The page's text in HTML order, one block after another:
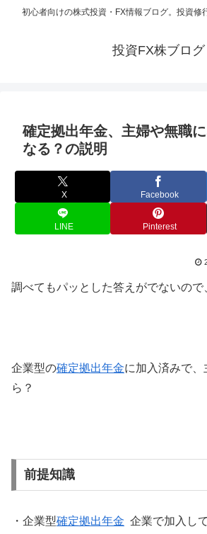
初心者向けの株式投資・FX情報ブログ。投資修
投資FX株ブログ
確定拠出年金、主婦や無職
なる？の説明
X Facebook
LINE Pinterest
調べてもパッとした答えがでないので
企業型の確定拠出年金に加入済みで、
ら？
前提知識
・企業型確定拠出年金 企業で加入し